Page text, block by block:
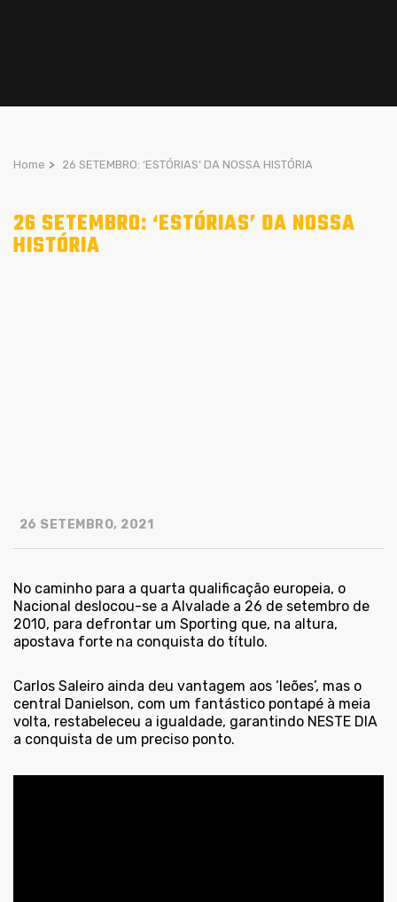
Home > 26 SETEMBRO: ‘ESTÓRIAS’ DA NOSSA HISTÓRIA
26 SETEMBRO: ‘ESTÓRIAS’ DA NOSSA
HISTÓRIA
26 SETEMBRO, 2021
No caminho para a quarta qualificação europeia, o
Nacional deslocou-se a Alvalade a 26 de setembro de
2010, para defrontar um Sporting que, na altura,
apostava forte na conquista do título.
Carlos Saleiro ainda deu vantagem aos ‘leões’, mas o
central Danielson, com um fantástico pontapé à meia
volta, restabeleceu a igualdade, garantindo NESTE DIA
a conquista de um preciso ponto.